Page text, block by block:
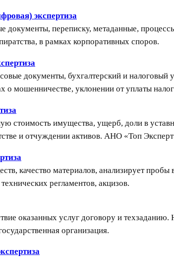
экспертиза
документы, переписку, метаданные,
в рамках корпоративных споров.
документы, бухгалтерский и налоговый
о мошенничестве, уклонении от уплаты
стоимость имущества, ущерб, доли в
и отчуждении активов. АНО «Топ
качество материалов, анализирует
регламентов, акцизов.
оказанных услуг договору и
организация.